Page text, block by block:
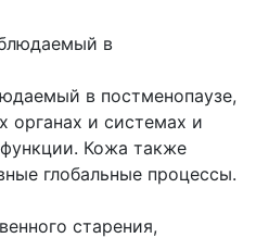
в постменопаузе,
органах и системах и
Кожа также
глобальные процессы.
старения,